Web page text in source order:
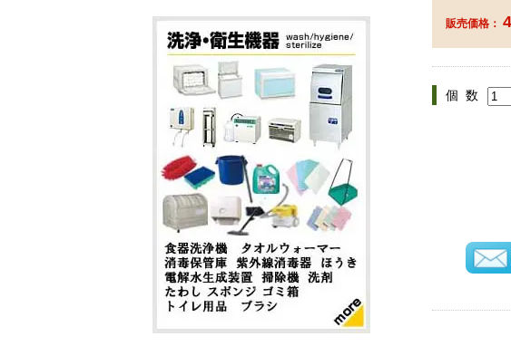
販売価格：
個 数